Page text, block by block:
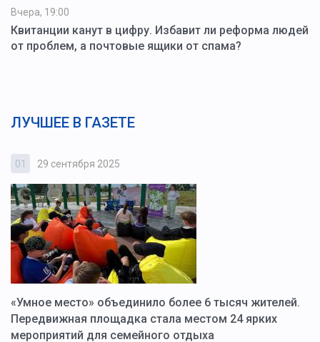
Вчера, 19:00
Квитанции канут в цифру. Избавит ли реформа людей
от проблем, а почтовые ящики от спама?
ЛУЧШЕЕ В ГАЗЕТЕ
01 29 сентября 2025
«Умное место» объединило более 6 тысяч жителей.
Передвижная площадка стала местом 24 ярких
мероприятий для семейного отдыха